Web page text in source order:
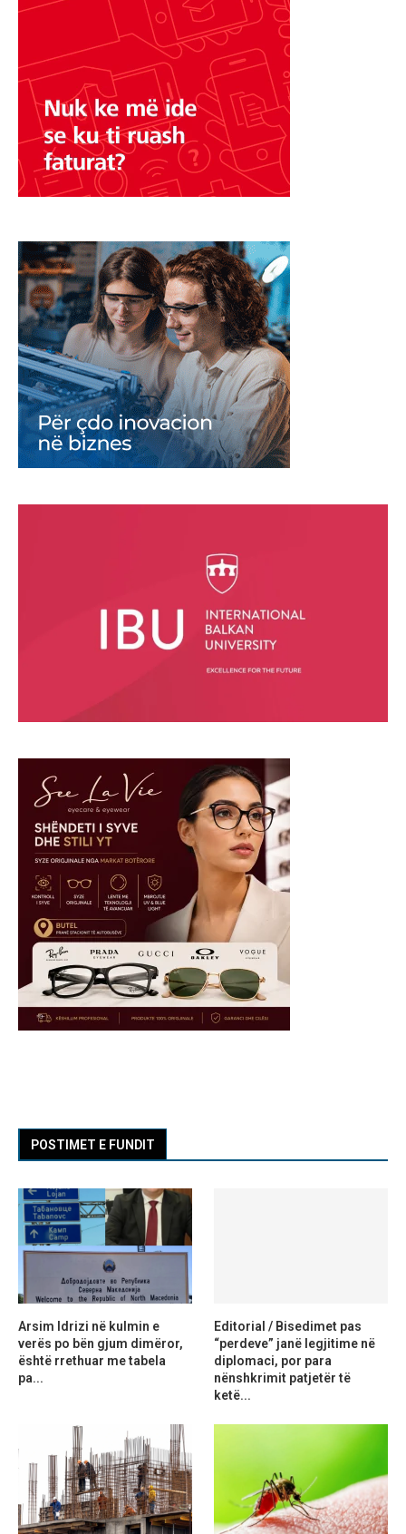
POSTIMET E FUNDIT
Arsim Idrizi në kulmin e
verës po bën gjum dimëror,
është rrethuar me tabela
pa...
Editorial / Bisedimet pas
“perdeve” janë legjitime në
diplomaci, por para
nënshkrimit patjetër të
ketë...